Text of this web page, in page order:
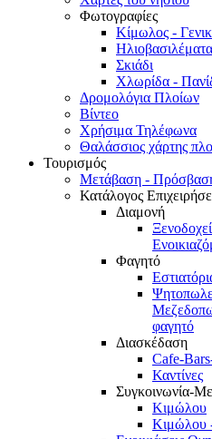
Φωτογραφίες
Κίμωλος -
Ηλιοβασιλέματα
Σκιάδι
Χλωρίδα -
Δρομολόγια Πλοίων
Βίντεο
Χρήσιμα Τηλέφωνα
Θαλάσσιος χάρτης
Τουρισμός
Μετάβαση -
Κατάλογος
Διαμονή
Φαγητό
φαγητό
Διασκέδαση
Cafe-
Καντίνες
Συγκοινωνία-
Κιμώλου
Κιμώλου